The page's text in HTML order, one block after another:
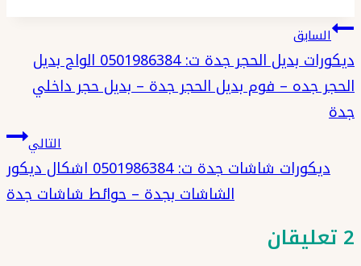
تصفّح
المقالات
السابق
ديكورات بديل الحجر جدة ت: 0501986384 الواح بديل
الحجر جده – فوم بديل الحجر جدة – بديل حجر داخلي
جدة
التالي
ديكورات شاشات جدة ت: 0501986384 اشكال ديكور
الشاشات بجدة – حوائط شاشات جدة
2 تعليقان